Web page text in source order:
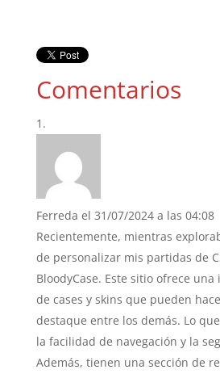
Comentarios
Ferreda el 31/07/2024 a las 04:08
Recientemente, mientras
de personalizar mis partidas de
BloodyCase. Este sitio ofrece
de cases y skins que pueden
destaque entre los demás. Lo
la facilidad de navegación y la
Además, tienen una sección de